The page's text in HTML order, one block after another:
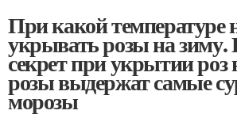
При какой температуре
укрывать розы на
секрет при укрытии роз
розы выдержат самые
морозы